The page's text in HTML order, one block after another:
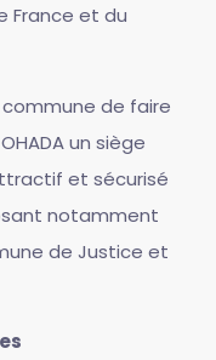
France et du
de faire
un siège
et sécurisé
notamment
de Justice et